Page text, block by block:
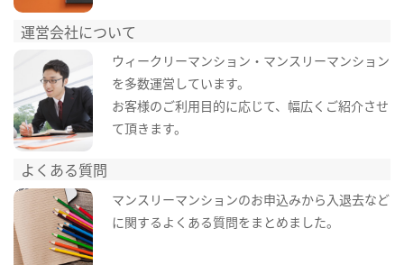
運営会社について
ウィークリーマンション・マンスリーマンション
を多数運営しています。
お客様のご利用目的に応じて、幅広くご紹介させ
て頂きます。
よくある質問
マンスリーマンションのお申込みから入退去など
に関するよくある質問をまとめました。